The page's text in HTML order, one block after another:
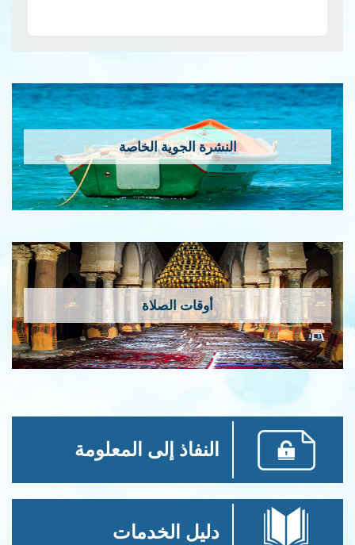
النشرة الجوية الخاصة
أوقات الصلاة
النفاذ إلى المعلومة
دليل الخدمات